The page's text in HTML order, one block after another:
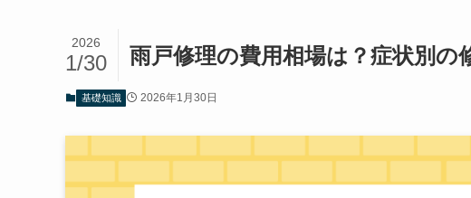
雨戸修理の費用相場は？症状別の
2026
1/30
基礎知識 2026年1月30日